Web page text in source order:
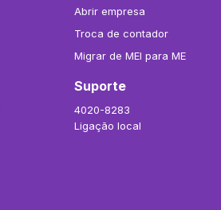
Abrir empresa
Troca de contador
Migrar de MEI para ME
Suporte
4020-8283
Ligação local